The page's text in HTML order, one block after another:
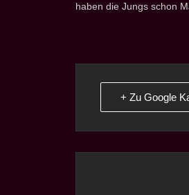
haben die Jungs schon
+ Zu Google